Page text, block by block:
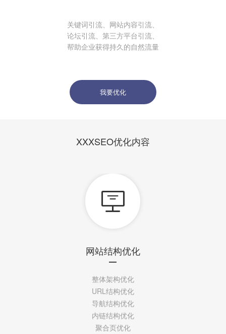
关键词引流、网站内容引流、
论坛引流、第三方平台引流、
帮助企业获得持久的自然流量
我要优化
XXXSEO优化内容

网站结构优化
整体架构优化
URL结构优化
导航结构优化
内链结构优化
聚合页优化